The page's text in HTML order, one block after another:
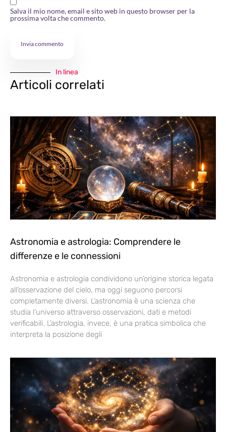
Salva il mio nome, email e sito web in questo browser per la
prossima volta che commento.
In linea
Articoli correlati
Astronomia e astrologia: Comprendere le
differenze e le connessioni
Astronomia e astrologia condividono un’origine storica legata
all’osservazione del cielo, ma oggi seguono percorsi
completamente diversi. L’astronomia è una scienza che
studia l’universo attraverso osservazioni, dati e metodi
verificabili. L’astrologia, invece, è una pratica simbolica che
interpreta la posizione degli